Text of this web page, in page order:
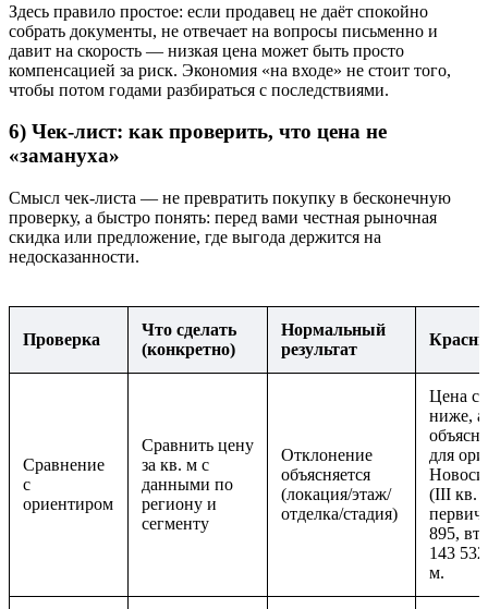
Здесь правило простое: если продавец не даёт спокойно
собрать документы, не отвечает на вопросы письменно и
давит на скорость — низкая цена может быть просто
компенсацией за риск. Экономия «на входе» не стоит того,
чтобы потом годами разбираться с последствиями.
6) Чек-лист: как проверить, что цена не
«замануха»
Смысл чек-листа — не превратить покупку в бесконечную
проверку, а быстро понять: перед вами честная рыночная
скидка или предложение, где выгода держится на
недосказанности.
Проверка
Что сделать
(конкретно)
Нормальный
результат
Сравнение
с
ориентиром
Сравнить цену
за кв. м с
данными по
региону и
сегменту
Отклонение
объясняется
(локация/этаж/
отделка/стадия)
Цена
ниже, а
для
(III кв.
895,
143
м.